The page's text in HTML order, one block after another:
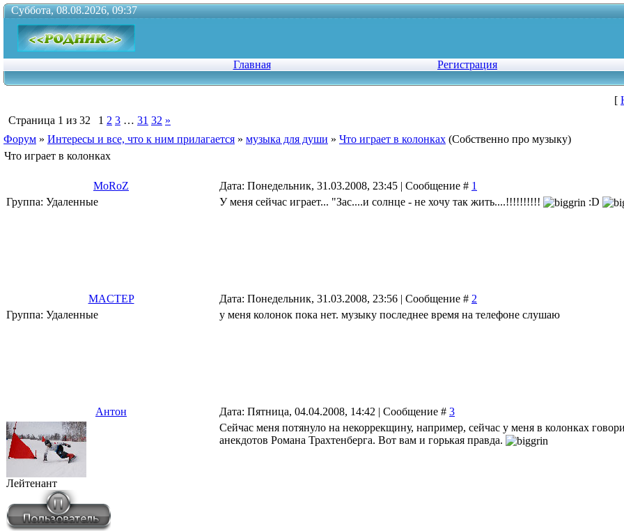
Суббота, 08.08.2026, 09:37
Главная Регистрация
[
Страница 1 из 32 1 2 3 … 31 32 »
Форум » Интересы и все, что к ним прилагается » музыка для души » Что играет в колонках (Собственно про музыку)
Что играет в колонках
MoRoZ Дата: Понедельник, 31.03.2008, 23:45 | Сообщение # 1
Группа: Удаленные
У меня сейчас играет... "Зас....и солнце - не хочу так жить....!!!!!!!!!! :D
MACTEP Дата: Понедельник, 31.03.2008, 23:56 | Сообщение # 2
Группа: Удаленные
у меня колонок пока нет. музыку последнее время на телефоне слушаю
Антон Дата: Пятница, 04.04.2008, 14:42 | Сообщение # 3
Лейтенант
Сейчас меня потянуло на некоррекщину, например, сейчас у меня в колонках
анекдотов Романа Трахтенберга. Вот вам и горькая правда.